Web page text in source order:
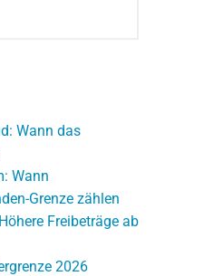
Wann das
Wann
Grenze zählen
Freibeträge ab
2026